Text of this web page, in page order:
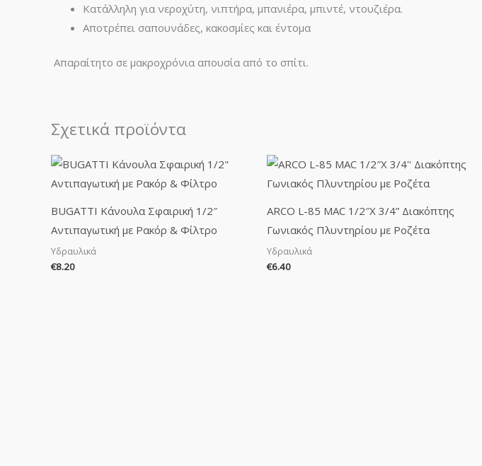
Κατάλληλη για νεροχύτη, νιπτήρα, μπανιέρα, μπιντέ, ντουζιέρα.
Αποτρέπει σαπουνάδες, κακοσμίες και έντομα
Απαραίτητο σε μακροχρόνια απουσία από το σπίτι.
Σχετικά προϊόντα
BUGATTI Κάνουλα Σφαιρική 1/2″
Αντιπαγωτική με Ρακόρ & Φίλτρο
Υδραυλικά
€8.20
ARCO L-85 MAC 1/2″X 3/4” Διακόπτης
Γωνιακός Πλυντηρίου με Ροζέτα
Υδραυλικά
€6.40